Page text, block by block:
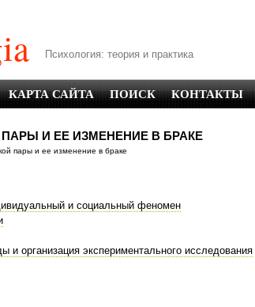
Психология: теория и практика
КАРТА САЙТА ПОИСК КОНТАКТЫ
И ЕЕ ИЗМЕНЕНИЕ В БРАКЕ
пары и ее изменение в браке
и социальный феномен
и организация экспериментального исследования